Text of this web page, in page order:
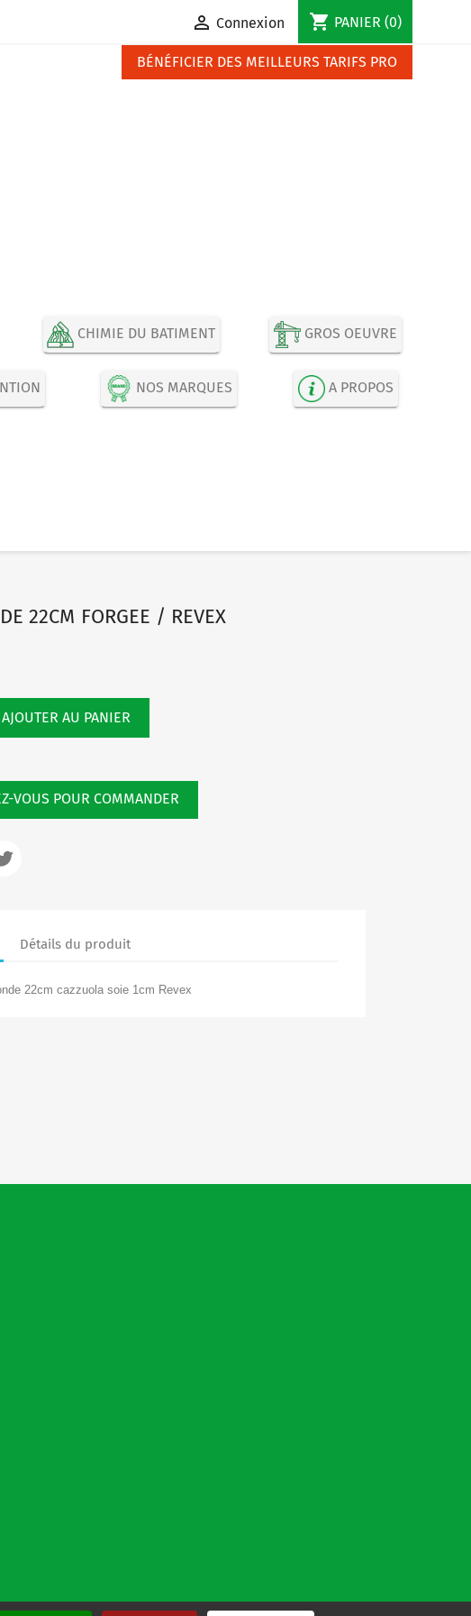
 Connexion shopping_cart PANIER (0)
BÉNÉFICIER DES MEILLEURS TARIFS PRO
CHIMIE DU BATIMENT GROS OEUVRE
NOS MARQUES A PROPOS
22CM FORGEE / REVEX
AJOUTER AU PANIER
VOUS POUR COMMANDER
Détails du produit
22cm cazzuola soie 1cm Revex